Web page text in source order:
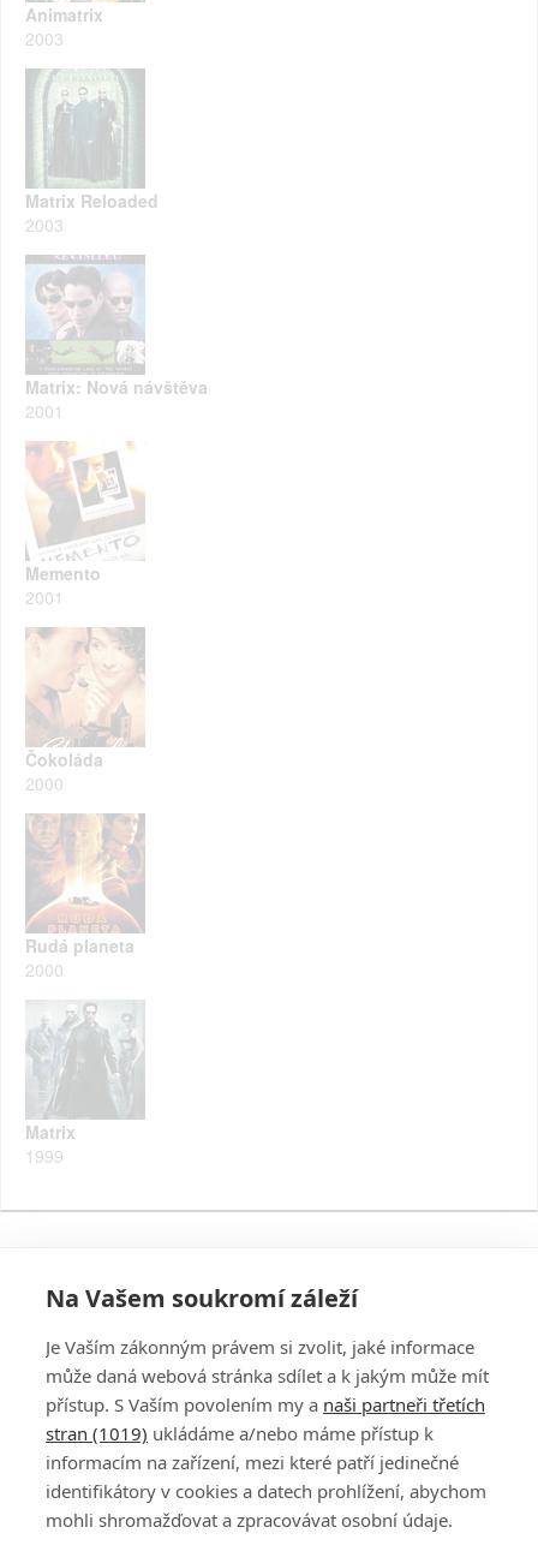
Animatrix
2003
Matrix Reloaded
2003
Matrix: Nová návštěva
2001
Memento
2001
Čokoláda
2000
Rudá planeta
2000
Matrix
1999
PŘIHLÁSIT
REGISTROVAT
DISKUZE
Na Vašem soukromí záleží
Je Vaším zákonným právem si zvolit, jaké informace
může daná webová stránka sdílet a k jakým může mít
přístup. S Vaším povolením my a naši partneři třetích
stran (1019) ukládáme a/nebo máme přístup k
informacím na zařízení, mezi které patří jedinečné
identifikátory v cookies a datech prohlížení, abychom
mohli shromažďovat a zpracovávat osobní údaje.